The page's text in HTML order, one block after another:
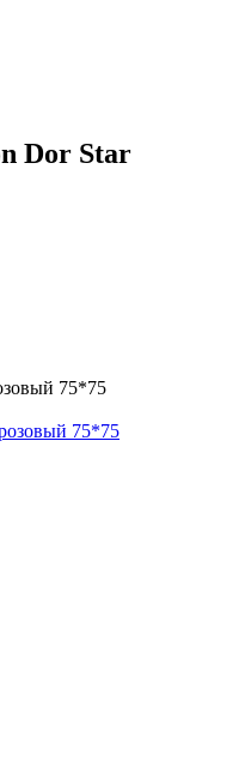
Dor Star
75*75